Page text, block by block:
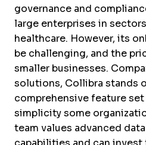
governance and
large enterprises in
healthcare. However, its
be challenging, and the
smaller businesses.
solutions, Collibra stands
comprehensive feature
simplicity some
team values advanced